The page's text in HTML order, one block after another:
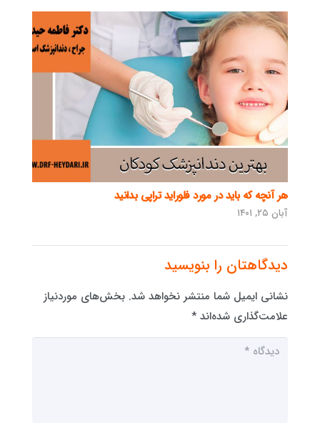
هر آنچه که باید در مورد فلوراید تراپی بدانید
آبان ۲۵, ۱۴۰۱
دیدگاهتان را بنویسید
نشانی ایمیل شما منتشر نخواهد شد. بخش‌های موردنیاز
علامت‌گذاری شده‌اند *